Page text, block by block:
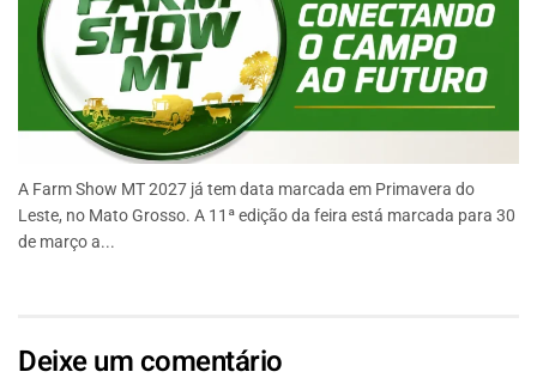
A Farm Show MT 2027 já tem data marcada em Primavera do
Leste, no Mato Grosso. A 11ª edição da feira está marcada para 30
de março a...
Deixe um comentário